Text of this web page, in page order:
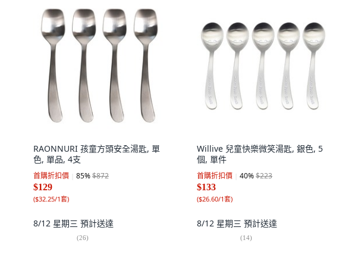
RAONNURI 孩童方頭安全湯匙, 單
色, 單品, 4支
首購折扣價 85%$872
$129
($32.25/1套)
8/12 星期三 預計送達
(26)
Willive 兒童快樂微笑湯匙, 銀色, 5
個, 單件
首購折扣價 40%$223
$133
($26.60/1套)
8/12 星期三 預計送達
(14)